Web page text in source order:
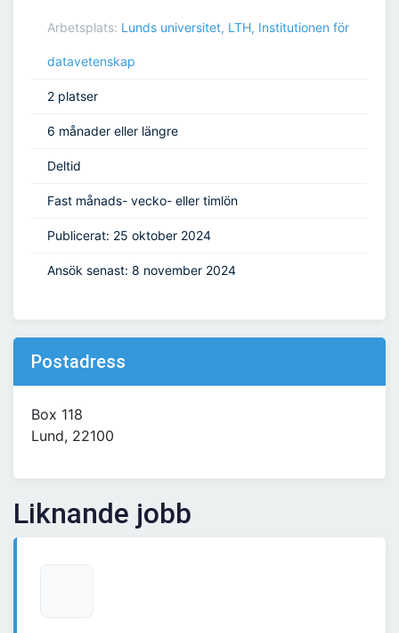
Arbetsplats: Lunds universitet, LTH, Institutionen för
datavetenskap
2 platser
6 månader eller längre
Deltid
Fast månads- vecko- eller timlön
Publicerat: 25 oktober 2024
Ansök senast: 8 november 2024
Postadress
Box 118
Lund, 22100
Liknande jobb